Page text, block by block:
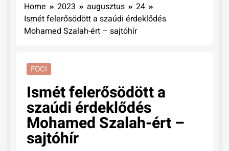
Home 2023 augusztus
24
Ismét felerősödött a szaúdi érdeklődés
Mohamed Szalah-ért – sajtóhír
FOCI
Ismét felerősödött a
szaúdi érdeklődés
Mohamed Szalah-ért –
sajtóhír